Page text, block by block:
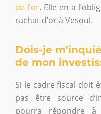
de l’or. Elle en a
rachat d’or à Vesoul.
Dois-je
de mon
Si le cadre fiscal doit
pas être source
pourra répondre